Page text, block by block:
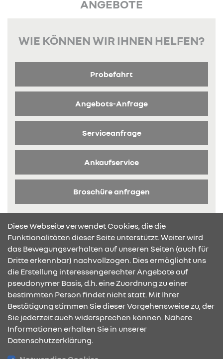
ANGEBOTE
WIE KÖNNEN WIR IHNEN HELFEN?
Probefahrt
Angebots-Anfrage
Serviceanfrage
Ankaufservice
Broschüre anfragen
KONTAKT & ANFAHRT
ÖFFNUNGSZEITEN
Diese Webseite verwendet Cookies, die die
Funktionalitäten dieser Seite unterstützt. Weiter wird
das Bewegungsverhalten auf unseren Seiten (auch für
Dritte erkennbar) nachvollzogen. Dies ermöglicht uns
die Erstellung interessengerechter Angebote auf
pseudonymer Basis, d.h. eine Zuordnung zu einer
bestimmten Person findet nicht statt. Mit Ihrer
Bestätigung stimmen Sie dieser Vorgehensweise zu, der
Sie jederzeit auch widersprechen können. Nähere
Informationen erhalten Sie in unserer
Datenschutzerklärung.